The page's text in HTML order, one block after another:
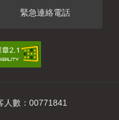
緊急連絡電話
人數：00771841